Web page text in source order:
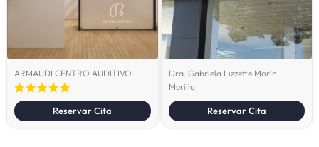
ARMAUDI CENTRO AUDITIVO
Reservar Cita
Dra. Gabriela Lizzette Morín
Murillo
Reservar Cita